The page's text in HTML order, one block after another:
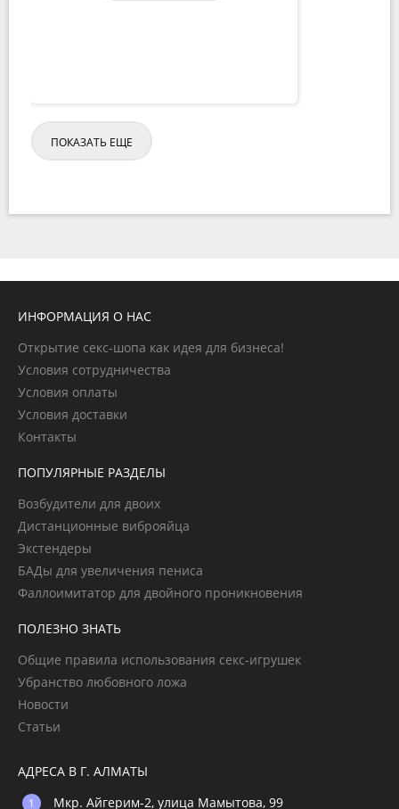
ПОКАЗАТЬ ЕЩЕ
ИНФОРМАЦИЯ О НАС
Открытие секс-шопа как идея для бизнеса!
Условия сотрудничества
Условия оплаты
Условия доставки
Контакты
ПОПУЛЯРНЫЕ РАЗДЕЛЫ
Возбудители для двоих
Дистанционные виброяйца
Экстендеры
БАДы для увеличения пениса
Фаллоимитатор для двойного проникновения
ПОЛЕЗНО ЗНАТЬ
Общие правила использования секс-игрушек
Убранство любовного ложа
Новости
Статьи
АДРЕСА В Г. АЛМАТЫ
Мкр. Айгерим-2, улица Мамытова, 99